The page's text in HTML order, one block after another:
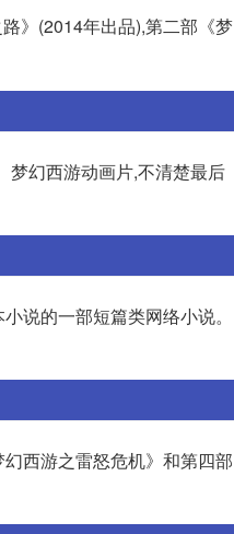
》(2014年出品),第二部《梦
梦幻西游动画片,不清楚最后
说的一部短篇类网络小说。
西游之雷怒危机》和第四部